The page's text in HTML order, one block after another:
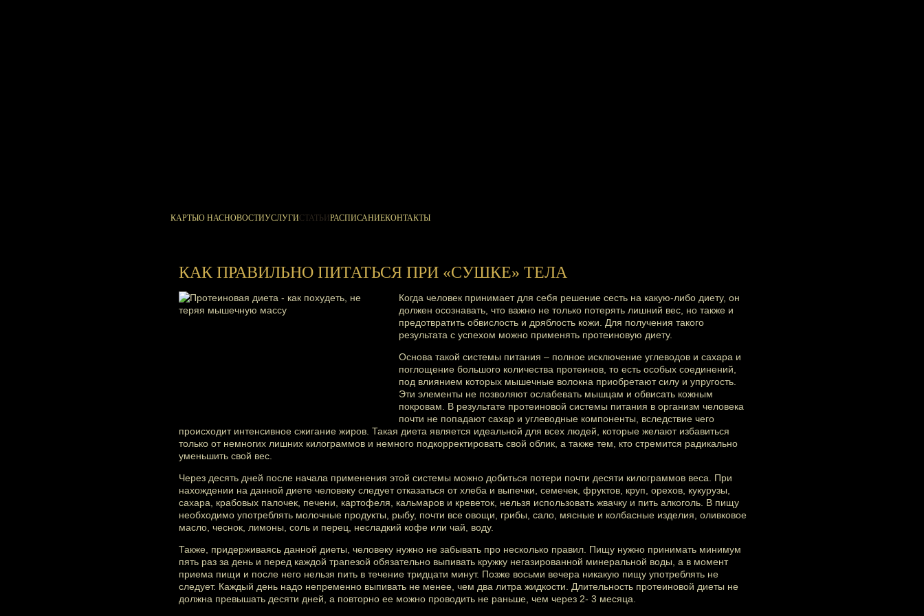
КАРТЫО НАСНОВОСТИУСЛУГИСТАТЬИ РАСПИСАНИЕКОНТАКТЫ
КАК ПРАВИЛЬНО ПИТАТЬСЯ ПРИ «СУШКЕ» ТЕЛА
Когда человек принимает для себя решение сесть на какую-либо диету, он
должен осознавать, что важно не только потерять лишний вес, но также и
предотвратить обвислость и дряблость кожи. Для получения такого
результата с успехом можно применять протеиновую диету.
Основа такой системы питания – полное исключение углеводов и сахара и
поглощение большого количества протеинов, то есть особых соединений,
под влиянием которых мышечные волокна приобретают силу и упругость.
Эти элементы не позволяют ослабевать мышцам и обвисать кожным
покровам. В результате протеиновой системы питания в организм человека
почти не попадают сахар и углеводные компоненты, вследствие чего
происходит интенсивное сжигание жиров. Такая диета является идеальной для всех людей, которые желают избавиться
только от немногих лишних килограммов и немного подкорректировать свой облик, а также тем, кто стремится радикально
уменьшить свой вес.
Через десять дней после начала применения этой системы можно добиться потери почти десяти килограммов веса. При
нахождении на данной диете человеку следует отказаться от хлеба и выпечки, семечек, фруктов, круп, орехов, кукурузы,
сахара, крабовых палочек, печени, картофеля, кальмаров и креветок, нельзя использовать жвачку и пить алкоголь. В пищу
необходимо употреблять молочные продукты, рыбу, почти все овощи, грибы, сало, мясные и колбасные изделия, оливковое
масло, чеснок, лимоны, соль и перец, несладкий кофе или чай, воду.
Также, придерживаясь данной диеты, человеку нужно не забывать про несколько правил. Пищу нужно принимать минимум
пять раз за день и перед каждой трапезой обязательно выпивать кружку негазированной минеральной воды, а в момент
приема пищи и после него нельзя пить в течение тридцати минут. Позже восьми вечера никакую пищу употреблять не
следует. Каждый день надо непременно выпивать не менее, чем два литра жидкости. Длительность протеиновой диеты не
должна превышать десяти дней, а повторно ее можно проводить не раньше, чем через 2- 3 месяца.